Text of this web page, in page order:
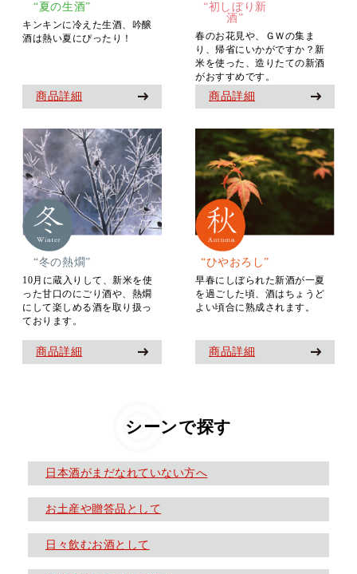
“初しぼり新
酒”
春のお花見や、ＧＷの集ま
り、帰省にいかがですか？新
米を使った、造りたての新酒
がおすすめです。
商品詳細
“夏の生酒”
キンキンに冷えた生酒、吟醸
酒は熱い夏にぴったり！
商品詳細
“ひやおろし”
早春にしぼられた新酒が一夏
を過ごした頃、酒はちょうど
よい頃合に熟成されます。
商品詳細
“冬の熱燗”
10月に蔵入りして、新米を使
った甘口のにごり酒や、熱燗
にして楽しめる酒を取り扱っ
ております。
商品詳細
シーンで探す
日本酒がまだなれていない方へ
お土産や贈答品として
日々飲むお酒として